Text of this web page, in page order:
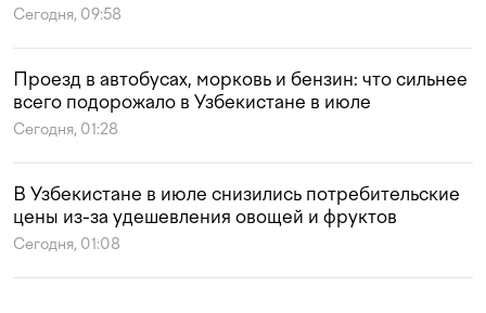
Сегодня, 09:58
Проезд в автобусах, морковь и бензин: что сильнее
всего подорожало в Узбекистане в июле
Сегодня, 01:28
В Узбекистане в июле снизились потребительские
цены из-за удешевления овощей и фруктов
Сегодня, 01:08